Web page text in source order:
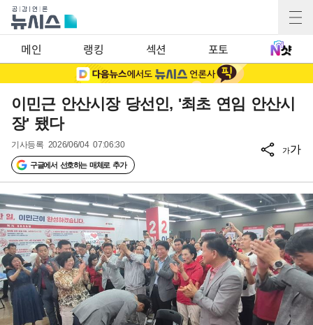
메인 랭킹 섹션 포토
이민근 안산시장 당선인, '최초 연임 안산시
장' 됐다
기사등록 2026/06/04 07:06:30
구글에서 선호하는 매체로 추가
가가